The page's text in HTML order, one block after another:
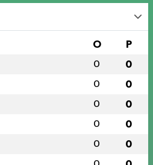
O P
0 0
0 0
0 0
0 0
0 0